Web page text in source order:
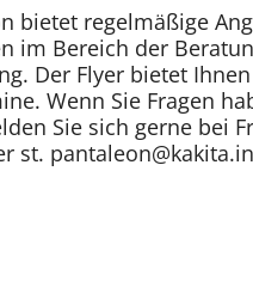
bietet regelmäßige
im Bereich der
Der Flyer bietet
Wenn Sie Fragen
Sie sich gerne bei
st.